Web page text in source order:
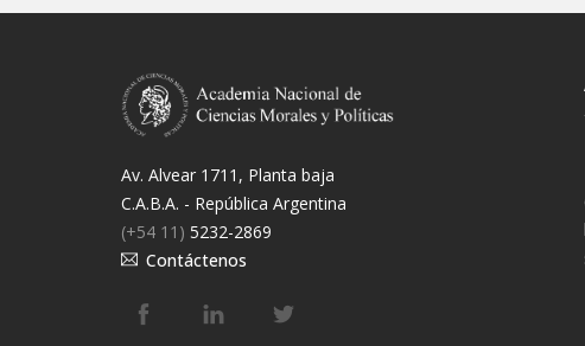
Av. Alvear 1711, Planta baja
C.A.B.A. - República Argentina
(+54 11) 5232-2869
Contáctenos